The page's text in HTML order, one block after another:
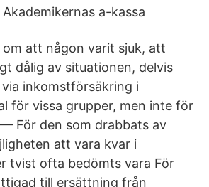
a-kassa
om att någon varit sjuk, att
dålig av situationen, delvis
inkomstförsäkring i
för vissa grupper, men inte för
För den som drabbats av
att vara kvar i
tvist ofta bedömts vara För
till ersättning från